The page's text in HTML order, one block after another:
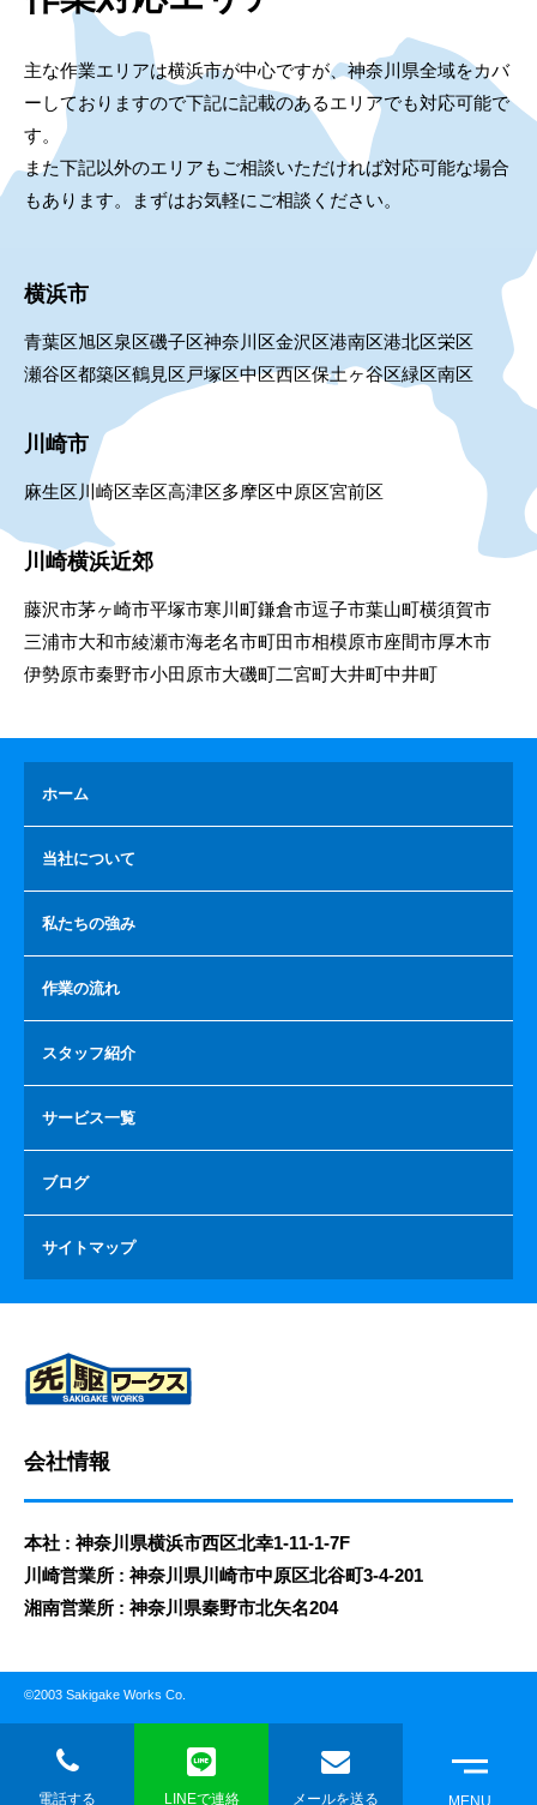
主な作業エリアは横浜市が中心ですが、神奈川県全域をカバ
ーしておりますので下記に記載のあるエリアでも対応可能で
す。
また下記以外のエリアもご相談いただければ対応可能な場合
もあります。まずはお気軽にご相談ください。
横浜市
青葉区旭区泉区磯子区神奈川区金沢区港南区港北区栄区
瀬谷区都築区鶴見区 戸塚区中区西区保土ヶ谷区緑区南区
川崎市
麻生区 川崎区幸区高津区多摩区中原区宮前区
川崎横浜近郊
藤沢市茅ヶ崎市平塚市寒川町鎌倉市逗子市葉山町横須賀市
三浦市大和市綾瀬市海老名市町田市相模原市座間市厚木市
伊勢原市秦野市小田原市大磯町二宮町大井町中井町
ホーム
当社について
私たちの強み
作業の流れ
スタッフ紹介
サービス一覧
ブログ
サイトマップ
会社情報
本社 : 神奈川県横浜市西区北幸1-11-1-7F
川崎営業所 : 神奈川県川崎市中原区北谷町3-4-201
湘南営業所 : 神奈川県秦野市北矢名204
©2003 Sakigake Works Co.
電話する LINEで連絡 メールを送る MENU